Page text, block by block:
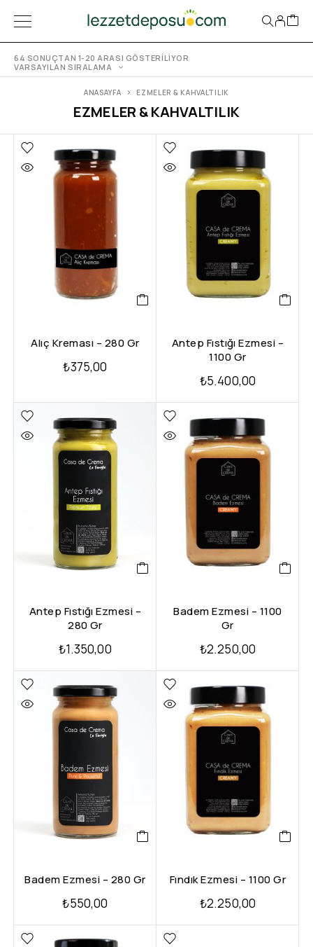
64 SONUÇTAN 1-20 ARASI GÖSTERILIYOR
VARSAYILAN SIRALAMA
EZMELER & KAHVALTILIK
ANASAYFA EZMELER & KAHVALTILIK
Alıç Kreması – 280 Gr
₺375,00
Antep Fıstığı Ezmesi –
1100 Gr
₺5.400,00
Antep Fıstığı Ezmesi –
280 Gr
₺1.350,00
Badem Ezmesi – 1100
Gr
₺2.250,00
Badem Ezmesi – 280 Gr
₺550,00
Fındık Ezmesi – 1100 Gr
₺2.250,00